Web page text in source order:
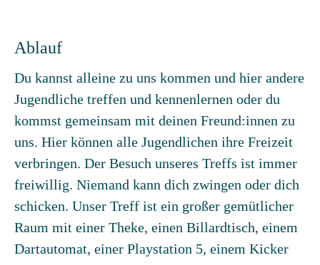
Ablauf
Du kannst alleine zu uns kommen und hier andere
Jugendliche treffen und kennenlernen oder du
kommst gemeinsam mit deinen Freund:innen zu
uns. Hier können alle Jugendlichen ihre Freizeit
verbringen. Der Besuch unseres Treffs ist immer
freiwillig. Niemand kann dich zwingen oder dich
schicken. Unser Treff ist ein großer gemütlicher
Raum mit einer Theke, einen Billardtisch, einem
Dartautomat, einer Playstation 5, einem Kicker